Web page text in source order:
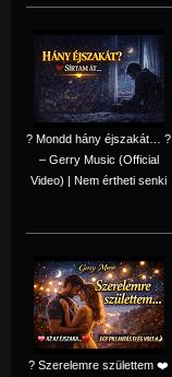
? Mondd hány éjszakát… ?
– Gerry Music (Official
Video) | Nem értheti senki
? Szerelemre születtem ❤️